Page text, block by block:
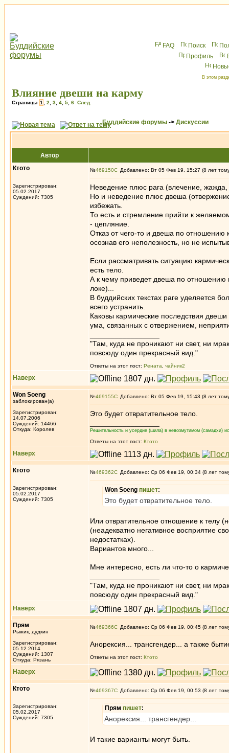
FAQ Поиск
Профиль
В этом
Влияние двеши на карму
Страницы 1 2 3 4 5 6 След.
Буддийские форумы -> Дискуссии
Автор
Ктото
Зарегистрирован:
05.02.2017
Суждений: 7305
№469150 Добавлено: Вт 05 Фев 19, 15:27 (8 лет
Неведение плюс рага (влечение, жажда,
Но и неведение плюс двеша
избежать.
То есть и стремление прийти к
- цепляние.
Отказ от чего-то и двеша по отношению
осознав его неполезность, но не
Если рассматривать ситуацию
есть тело.
А к чему приведет двеша по отношению
локе)...
В буддийских текстах раге уделяется
всего устранить.
Каковы кармические последствия
ума, связанных с отвержением,
"Там, куда не проникают ни свет, ни
повсюду один прекрасный вид."
Ответы на этот пост: Рената чайник2
Наверх
Won Soeng
заблокирован(а)
Зарегистрирован:
14.07.2006
Суждений: 14466
Откуда: Королев
№469155 Добавлено: Вт 05 Фев 19, 15:43 (8 лет
Это будет отвратительное тело.
Решительность и усердие (шила) в невозмутимом (самадхи)
Ответы на этот пост: Ктото
Наверх
Ктото
Зарегистрирован:
05.02.2017
Суждений: 7305
№469362 Добавлено: Ср 06 Фев 19, 00:34 (8 лет
Won Soeng пишет:
Это будет отвратительное тело.
Или отвратительное отношение к телу
(неадекватно негативное восприятие
недостатках).
Вариантов много...
Мне интересно, есть ли что-то о
"Там, куда не проникают ни свет, ни
повсюду один прекрасный вид."
Наверх
Прям
Рыжик, дудкин
Зарегистрирован:
05.12.2014
Суждений: 1307
Откуда: Рязань
№469366 Добавлено: Ср 06 Фев 19, 00:45 (8 лет
Анорексия... трансгендер... а также
Ответы на этот пост: Ктото
Наверх
Ктото
Зарегистрирован:
05.02.2017
Суждений: 7305
№469367 Добавлено: Ср 06 Фев 19, 00:53 (8 лет
Прям пишет:
Анорексия... трансгендер...
И такие варианты могут быть.